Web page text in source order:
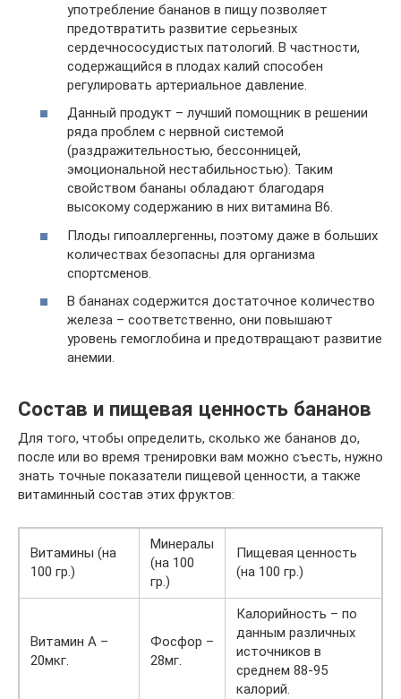
употребление бананов в пищу позволяет
предотвратить развитие серьезных
сердечнососудистых патологий. В частности,
содержащийся в плодах калий способен
регулировать артериальное давление.
Данный продукт – лучший помощник в решении
ряда проблем с нервной системой
(раздражительностью, бессонницей,
эмоциональной нестабильностью). Таким
свойством бананы обладают благодаря
высокому содержанию в них витамина В6.
Плоды гипоаллергенны, поэтому даже в больших
количествах безопасны для организма
спортсменов.
В бананах содержится достаточное количество
железа – соответственно, они повышают
уровень гемоглобина и предотвращают развитие
анемии.
Состав и пищевая ценность бананов
Для того, чтобы определить, сколько же бананов до,
после или во время тренировки вам можно съесть, нужно
знать точные показатели пищевой ценности, а также
витаминный состав этих фруктов:
Витамины (на
100 гр.)
Минералы
(на 100
гр.)
Пищевая ценность
(на 100 гр.)
Витамин А –
20мкг.
Фосфор –
28мг.
Калорийность – по
данным различных
источников в
среднем 88-95
калорий.